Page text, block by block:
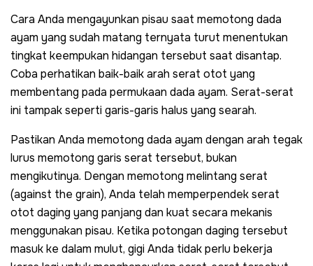
Cara Anda mengayunkan pisau saat memotong dada
ayam yang sudah matang ternyata turut menentukan
tingkat keempukan hidangan tersebut saat disantap.
Coba perhatikan baik-baik arah serat otot yang
membentang pada permukaan dada ayam. Serat-serat
ini tampak seperti garis-garis halus yang searah.
Pastikan Anda memotong dada ayam dengan arah tegak
lurus memotong garis serat tersebut, bukan
mengikutinya. Dengan memotong melintang serat
(against the grain), Anda telah memperpendek serat
otot daging yang panjang dan kuat secara mekanis
menggunakan pisau. Ketika potongan daging tersebut
masuk ke dalam mulut, gigi Anda tidak perlu bekerja